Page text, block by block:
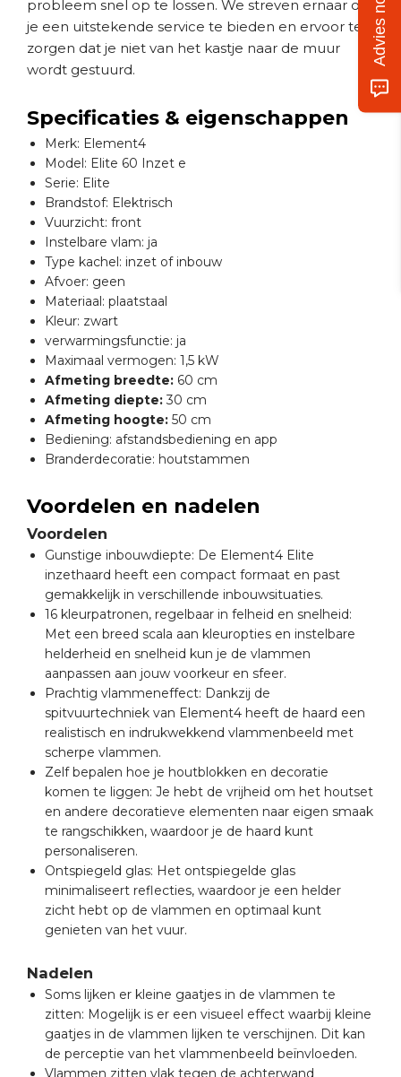
probleem snel op te lossen. We streven ernaar om
je een uitstekende service te bieden en ervoor te
zorgen dat je niet van het kastje naar de muur
wordt gestuurd.
Specificaties & eigenschappen
Merk: Element4
Model: Elite 60 Inzet e
Serie: Elite
Brandstof: Elektrisch
Vuurzicht: front
Instelbare vlam: ja
Type kachel: inzet of inbouw
Afvoer: geen
Materiaal: plaatstaal
Kleur: zwart
verwarmingsfunctie: ja
Maximaal vermogen: 1,5 kW
Afmeting breedte: 60 cm
Afmeting diepte:30 cm
Afmeting hoogte: 50 cm
Bediening: afstandsbediening en app
Branderdecoratie: houtstammen
Voordelen en nadelen
Voordelen
Gunstige inbouwdiepte: De Element4 Elite
inzethaard heeft een compact formaat en past
gemakkelijk in verschillende inbouwsituaties.
16 kleurpatronen, regelbaar in felheid en snelheid:
Met een breed scala aan kleuropties en instelbare
helderheid en snelheid kun je de vlammen
aanpassen aan jouw voorkeur en sfeer.
Prachtig vlammeneffect: Dankzij de
spitvuurtechniek van Element4 heeft de haard een
realistisch en indrukwekkend vlammenbeeld met
scherpe vlammen.
Zelf bepalen hoe je houtblokken en decoratie
komen te liggen: Je hebt de vrijheid om het houtset
en andere decoratieve elementen naar eigen smaak
te rangschikken, waardoor je de haard kunt
personaliseren.
Ontspiegeld glas: Het ontspiegelde glas
minimaliseert reflecties, waardoor je een helder
zicht hebt op de vlammen en optimaal kunt
genieten van het vuur.
Nadelen
Soms lijken er kleine gaatjes in de vlammen te
zitten: Mogelijk is er een visueel effect waarbij kleine
gaatjes in de vlammen lijken te verschijnen. Dit kan
de perceptie van het vlammenbeeld beïnvloeden.
Vlammen zitten vlak tegen de achterwand